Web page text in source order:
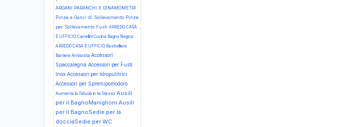
ARGANI PARANCHI E DINAMOMETRI
Pinze e Ganci di Sollevamento Pinze
per Sollevamento Fusti ARREDO CASA
E UFFICIO Carrellini Cucina Bagno Negozi
ARREDO CASA E UFFICIO Rastrelliere
Barriere Antisosta Accessori
Spaccalegna Accessori per Fusti
Inox Accessori per Idropulitrici
Accessori per Spremipomodoro
Aumenta la Fiducia in te Stesso Ausili
per il BagnoManiglioni Ausili
per il BagnoSedie per la
docciaSedie per WC